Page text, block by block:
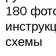
180
схемы